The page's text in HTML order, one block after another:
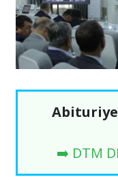
➡️ DTM